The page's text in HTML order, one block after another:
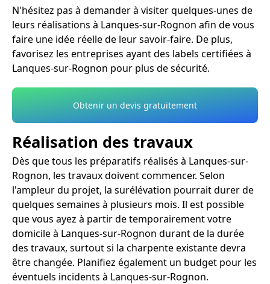
N'hésitez pas à demander à visiter quelques-unes de
leurs réalisations à Lanques-sur-Rognon afin de vous
faire une idée réelle de leur savoir-faire. De plus,
favorisez les entreprises ayant des labels certifiées à
Lanques-sur-Rognon pour plus de sécurité.
Obtenir un devis gratuitement
Réalisation des travaux
Dès que tous les préparatifs réalisés à Lanques-sur-
Rognon, les travaux doivent commencer. Selon
l'ampleur du projet, la surélévation pourrait durer de
quelques semaines à plusieurs mois. Il est possible
que vous ayez à partir de temporairement votre
domicile à Lanques-sur-Rognon durant de la durée
des travaux, surtout si la charpente existante devra
être changée. Planifiez également un budget pour les
éventuels incidents à Lanques-sur-Rognon.